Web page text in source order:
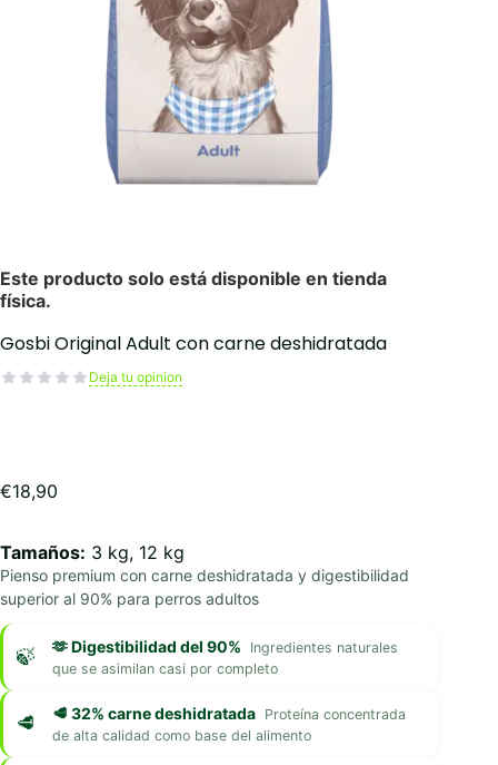
Gosbi Original Adult con carne deshidratada
Deja tu opinion
€18,90
Tamaños: 3 kg, 12 kg
Pienso premium con carne deshidratada y digestibilidad
superior al 90% para perros adultos
🫶 Digestibilidad del 90%
Ingredientes naturales
que se asimilan casi por completo
🥩 32% carne deshidratada Proteína concentrada
de alta calidad como base del alimento